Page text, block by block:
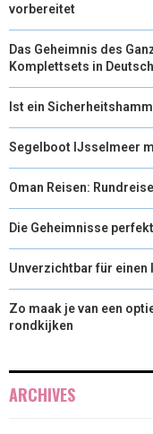
vorbereitet
Das Geheimnis des
Komplettsets in
Ist ein
Segelboot IJsselmeer
Oman Reisen:
Die Geheimnisse
Unverzichtbar für einen
Zo maak je van een
rondkijken
ARCHIVES